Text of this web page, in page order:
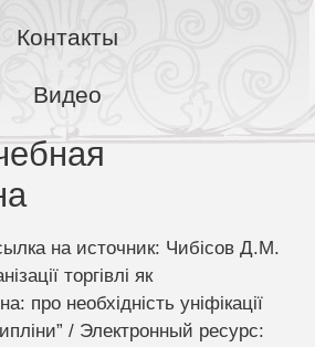
Контакты
Видео
на источник: Чибісов Д.М.
торгівлі як
про необхідність уніфікації
/ Электронный ресурс: